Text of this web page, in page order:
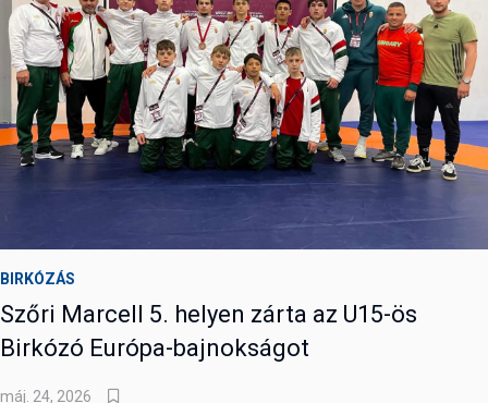
BIRKÓZÁS
Szőri Marcell 5. helyen zárta az U15-ös
Birkózó Európa-bajnokságot
máj. 24, 2026